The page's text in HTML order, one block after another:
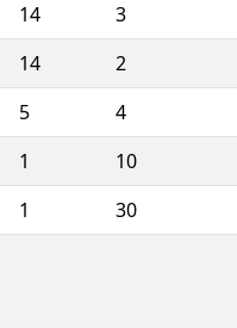
14 3
14 2
5 4
1 10
1 30